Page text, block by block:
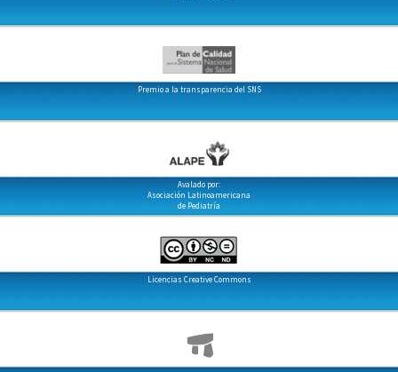
Premio a la transparencia del SNS
Avalado por:
Asociación Latinoamericana
de Pediatría
Licencias Creative Commons